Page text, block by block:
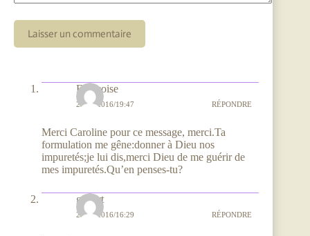
Laisser un commentaire
Françoise
25/09/2016/19:47 RÉPONDRE
Merci Caroline pour ce message, merci.Ta
formulation me gêne:donner à Dieu nos
impuretés;je lui dis,merci Dieu de me guérir de
mes impuretés.Qu’en penses-tu?
gilbert
25/09/2016/16:29 RÉPONDRE